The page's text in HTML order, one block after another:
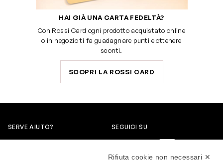
HAI GIÀ UNA CARTA FEDELTÀ?
Con Rossi Card ogni prodotto acquistato online
o in negozio ti fa guadagnare punti e ottenere
sconti.
SCOPRI LA ROSSI CARD
SERVE AIUTO? SEGUICI SU
Rifiuta cookie non necessari ✕